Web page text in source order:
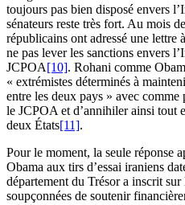
toujours pas bien disposé envers
sénateurs reste très fort. Au mois
républicains ont adressé une lettre
ne pas lever les sanctions envers
JCPOA[10]. Rohani comme
« extrémistes déterminés à
entre les deux pays » avec
le JCPOA et d’annihiler ainsi tout
deux États[11].
Pour le moment, la seule réponse
Obama aux tirs d’essai iraniens
département du Trésor a inscrit
soupçonnées de soutenir